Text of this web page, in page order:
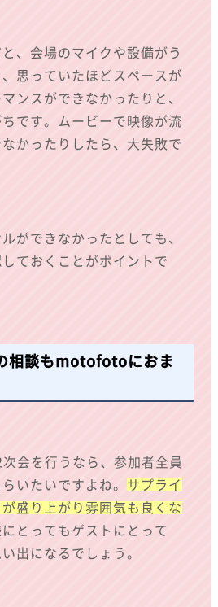
、会場のマイクや設備がう
思っていたほどスペースが
ンスができなかったりと、
です。ムービーで映像が流
かったりしたら、大失敗で
ができなかったとしても、
ておくことがポイントで
相談もmotofotoにおま
会を行うなら、参加者全員
いたいですよね。 サプライ
盛り上がり雰囲気も良くな
とってもゲストにとって
出になるでしょう。